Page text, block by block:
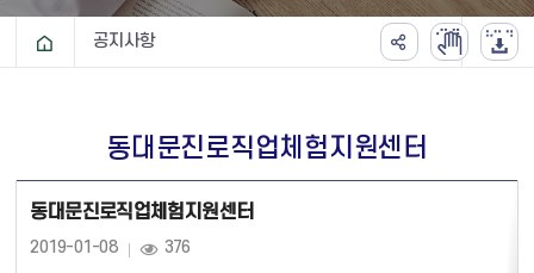
공지사항
동대문진로직업체험지원센터
동대문진로직업체험지원센터
2019-01-08 376